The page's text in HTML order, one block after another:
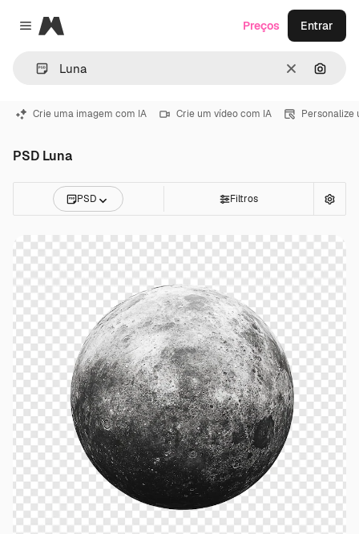
Close menu
Magnific
Limpar
Preços Entrar
Crie uma imagem com IA Crie um vídeo com IA Personalize
PSD Luna
PSD Filtros